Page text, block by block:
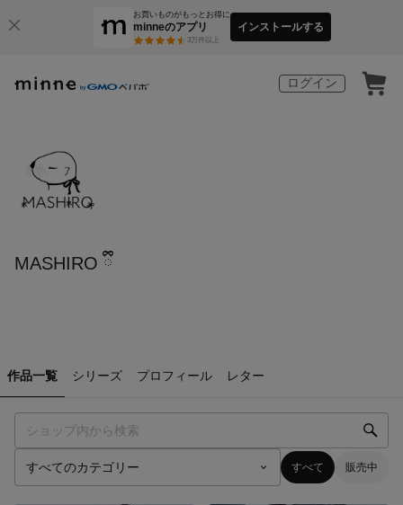
お買いものがもっとお得に
minneのアプリ
3万件以上
インストールする
ログイン
MASHIRO ྀི
作品一覧 シリーズ プロフィール レター
すべて 販売中